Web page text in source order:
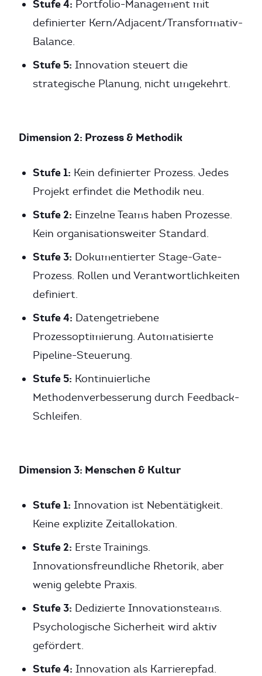
Stufe 4: Portfolio-Management mit
definierter Kern/Adjacent/Transformativ-
Balance.
Stufe 5: Innovation steuert die
strategische Planung, nicht umgekehrt.
Dimension 2: Prozess & Methodik
Stufe 1: Kein definierter Prozess. Jedes
Projekt erfindet die Methodik neu.
Stufe 2: Einzelne Teams haben Prozesse.
Kein organisationsweiter Standard.
Stufe 3: Dokumentierter Stage-Gate-
Prozess. Rollen und Verantwortlichkeiten
definiert.
Stufe 4: Datengetriebene
Prozessoptimierung. Automatisierte
Pipeline-Steuerung.
Stufe 5: Kontinuierliche
Methodenverbesserung durch Feedback-
Schleifen.
Dimension 3: Menschen & Kultur
Stufe 1: Innovation ist Nebentätigkeit.
Keine explizite Zeitallokation.
Stufe 2: Erste Trainings.
Innovationsfreundliche Rhetorik, aber
wenig gelebte Praxis.
Stufe 3: Dedizierte Innovationsteams.
Psychologische Sicherheit wird aktiv
gefördert.
Stufe 4: Innovation als Karrierepfad.